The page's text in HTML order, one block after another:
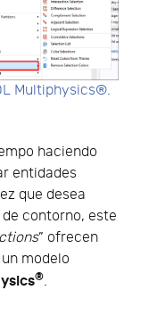
Multiphysics®.
haciendo
entidades
que desea
contorno, este
” ofrecen
modelo
®.